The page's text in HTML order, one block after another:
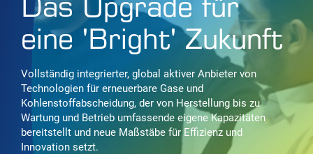
Das Upgrade für
eine 'Bright' Zukunft
Vollständig integrierter, global aktiver Anbieter von
Technologien für erneuerbare Gase und
Kohlenstoffabscheidung, der von Herstellung bis zu
Wartung und Betrieb umfassende eigene Kapazitäten
bereitstellt und neue Maßstäbe für Effizienz und
Innovation setzt.